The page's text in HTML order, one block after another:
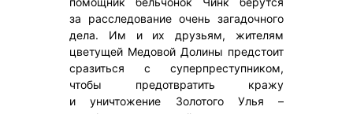
за расследование очень загадочного
дела. Им и их друзьям, жителям
цветущей Медовой Долины предстоит
сразиться с суперпреступником,
чтобы предотвратить кражу
и уничтожение Золотого Улья –